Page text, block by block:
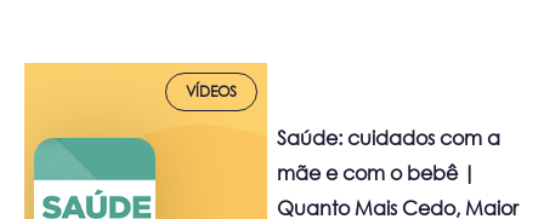
VÍDEOS
Saúde: cuidados com a
mãe e com o bebê |
Quanto Mais Cedo, Maior